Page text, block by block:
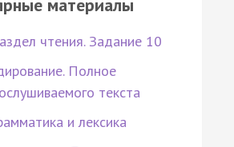
материалы
чтения. Задание 10
Полное
текста
и лексика